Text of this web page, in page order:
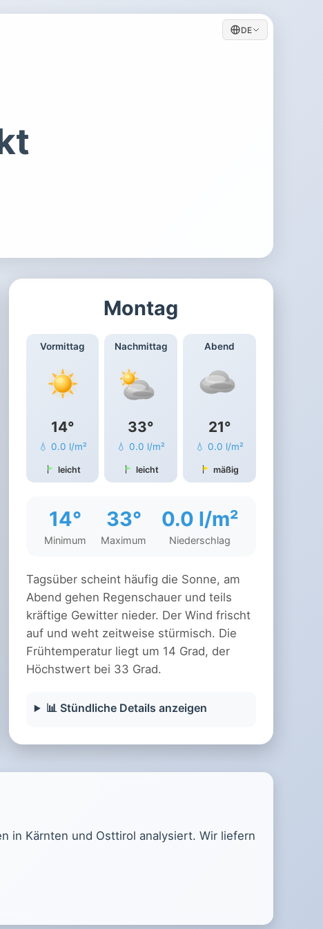
DE
Montag
Vormittag
14°
💧 0.0 l/m²
leicht
Nachmittag
33°
💧 0.0 l/m²
leicht
Abend
21°
💧 0.0 l/m²
mäßig
14°
Minimum
33°
Maximum
0.0 l/m²
Niederschlag
Tagsüber scheint häufig die Sonne, am
Abend gehen Regenschauer und teils
kräftige Gewitter nieder. Der Wind frischt
auf und weht zeitweise stürmisch. Die
Frühtemperatur liegt um 14 Grad, der
Höchstwert bei 33 Grad.
📊 Stündliche Details anzeigen
in Kärnten und Osttirol analysiert. Wir liefern